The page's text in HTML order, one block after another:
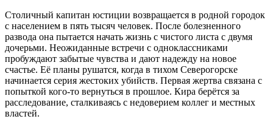
Столичный капитан юстиции возвращается в родной городок
с населением в пять тысяч человек. После болезненного
развода она пытается начать жизнь с чистого листа с двумя
дочерьми. Неожиданные встречи с одноклассниками
пробуждают забытые чувства и дают надежду на новое
счастье. Её планы рушатся, когда в тихом Северогорске
начинается серия жестоких убийств. Первая жертва связана с
попыткой кого-то вернуться в прошлое. Кира берётся за
расследование, сталкиваясь с недоверием коллег и местных
властей.